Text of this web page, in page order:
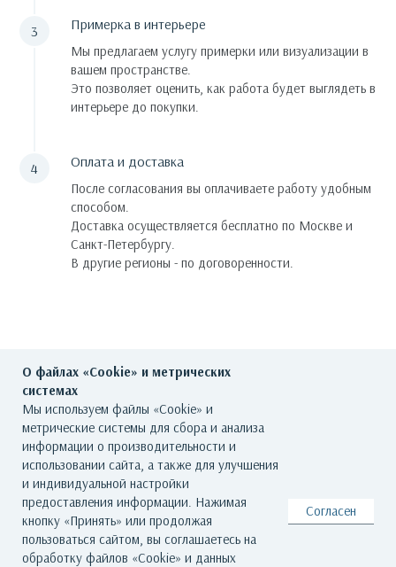
Примерка в интерьере
Мы предлагаем услугу примерки или визуализации в
вашем пространстве.
Это позволяет оценить, как работа будет выглядеть в
интерьере до покупки.
Оплата и доставка
После согласования вы оплачиваете работу удобным
способом.
Доставка осуществляется бесплатно по Москве и
Санкт-Петербургу.
В другие регионы - по договоренности.
ГЛАВНАЯ О ГАЛЕРЕЕ ХУДОЖНИКИ
КАТАЛОГ РАБОТ СОБЫТИЯ КОНТАКТЫ
© Все права защищены. Арт Баро - галерея современного искусства
По всем вопросам обращайтесь на почту: info@artbaro.ru
О файлах «Cookie» и метрических
системах
Мы используем файлы «Cookie» и
метрические системы для сбора и анализа
информации о производительности и
использовании сайта, а также для улучшения
и индивидуальной настройки
предоставления информации. Нажимая
кнопку «Принять» или продолжая
пользоваться сайтом, вы соглашаетесь на
обработку файлов «Cookie» и данных
Согласен